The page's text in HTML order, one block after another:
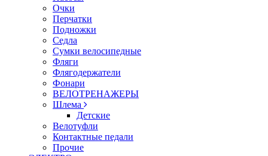
Очки
Перчатки
Подножки
Седла
Сумки велосипедные
Фляги
Флягодержатели
Фонари
ВЕЛОТРЕНАЖЕРЫ
Шлема
Детские
Велотуфли
Контактные педали
Прочие